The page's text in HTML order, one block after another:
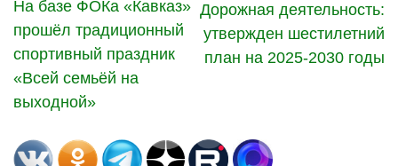
На базе ФОКа «Кавказ»
прошёл традиционный
спортивный праздник
«Всей семьёй на
выходной»
Дорожная деятельность:
утвержден шестилетний
план на 2025-2030 годы